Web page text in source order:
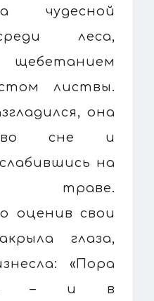
чудесной
леса,
щебетанием
листвы.
она
во сне и
на
траве.
оценив свои
глаза,
«Пора
– и в